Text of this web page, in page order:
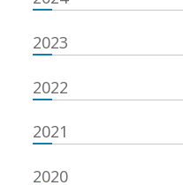
2023
2022
2021
2020